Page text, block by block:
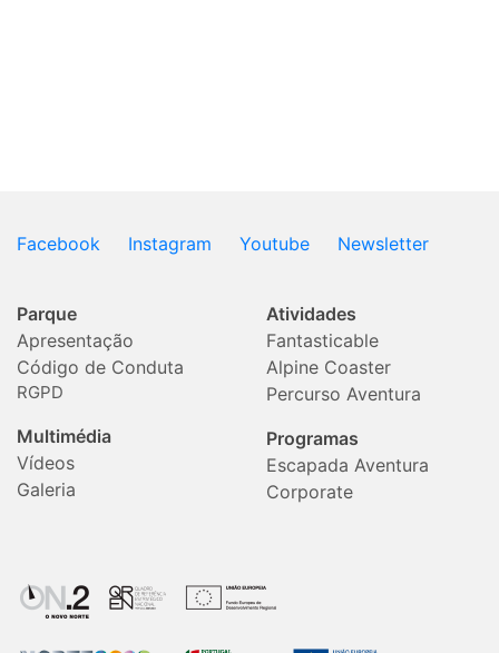
Facebook Instagram Youtube Newsletter
Parque
Apresentação
Código de Conduta
RGPD
Multimédia
Vídeos
Galeria
Atividades
Fantasticable
Alpine Coaster
Percurso Aventura
Programas
Escapada Aventura
Corporate